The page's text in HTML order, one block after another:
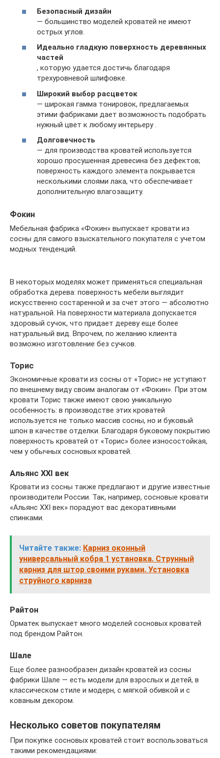
Безопасный дизайн
— большинство моделей кроватей не имеют
острых углов.
Идеально гладкую поверхность деревянных
частей
, которую удается достичь благодаря
трехуровневой шлифовке.
Широкий выбор расцветок
— широкая гамма тонировок, предлагаемых
этими фабриками дает возможность подобрать
нужный цвет к любому интерьеру .
Долговечность
— для производства кроватей используется
хорошо просушенная древесина без дефектов;
поверхность каждого элемента покрывается
несколькими слоями лака, что обеспечивает
дополнительную влагозащиту.
Фокин
Мебельная фабрика «Фокин» выпускает кровати из
сосны для самого взыскательного покупателя с учетом
модных тенденций.
В некоторых моделях может применяться специальная
обработка дерева: поверхность мебели выглядит
искусственно состаренной и за счет этого — абсолютно
натуральной. На поверхности материала допускается
здоровый сучок, что придает дереву еще более
натуральный вид. Впрочем, по желанию клиента
возможно изготовление без сучков.
Торис
Экономичные кровати из сосны от «Торис» не уступают
по внешнему виду своим аналогам от «Фокин». При этом
кровати Торис также имеют свою уникальную
особенность: в производстве этих кроватей
используется не только массив сосны, но и буковый
шпон в качестве отделки. Благодаря буковому покрытию
поверхность кроватей от «Торис» более износостойкая,
чем у обычных сосновых кроватей.
Альянс XXI век
Кровати из сосны также предлагают и другие известные
производители России. Так, например, сосновые кровати
«Альянс XXI век» порадуют вас декоративными
спинками.
Читайте также: Карниз оконный
универсальный кобра 1 установка. Струнный
карниз для штор своими руками. Установка
струйного карниза
Райтон
Орматек выпускает много моделей сосновых кроватей
под брендом Райтон.
Шале
Еще более разнообразен дизайн кроватей из сосны
фабрики Шале — есть модели для взрослых и детей, в
классическом стиле и модерн, с мягкой обивкой и с
кованым декором.
Несколько советов покупателям
При покупке сосновых кроватей стоит воспользоваться
такими рекомендациями: